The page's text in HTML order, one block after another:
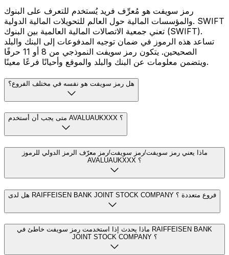
رمز سويفت هو مُعرِّف فريد يُستخدم للتعرف على البنوك
والمؤسسات المالية حول العالم للتحويلات المالية الدولية. SWIFT
تعني جمعية الاتصالات المالية العالمية بين البنوك (SWIFT).
تساعد هذه الرموز في ضمان توجيه المدفوعات إلى البنك والبلد
الصحيحين. يتكون رمز سويفت النموذجي من 8 أو 11 حرفًا
ويتضمن معلومات عن البنك والبلد والموقع وأحيانًا فرعًا معينًا.
هل رمز سويفت هو نفسه في مختلف الفروع؟
متى يجب أن أستخدم AVALUAUKXXX ؟
ماذا يعني رمز سويفت/رمز سويفت/رمز معرّف الرمز الدولي للرموز
AVALUAUKXXX ؟
هل لدى RAIFFEISEN BANK JOINT STOCK COMPANY فروع متعددة ؟
ماذا يحدث إذا استخدمت رمز سويفت خاطئ في RAIFFEISEN BANK
JOINT STOCK COMPANY ؟